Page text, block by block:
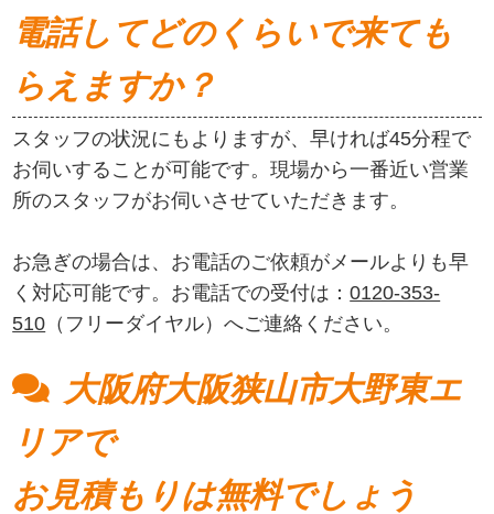
電話してどのくらいで来ても
らえますか？
スタッフの状況にもよりますが、早ければ45分程で
お伺いすることが可能です。現場から一番近い営業
所のスタッフがお伺いさせていただきます。
お急ぎの場合は、お電話のご依頼がメールよりも早
く対応可能です。お電話での受付は：0120-353-
510 （フリーダイヤル）へご連絡ください。
大阪府大阪狭山市大野東エ
リアで
お見積もりは無料でしょう